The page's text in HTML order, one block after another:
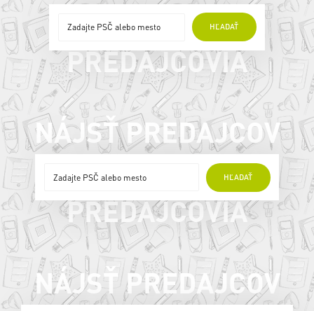
HĽADAŤ
ONLINE
PREDAJCOVIA
NÁJSŤ PREDAJCOV
HĽADAŤ
ONLINE
PREDAJCOVIA
NÁJSŤ PREDAJCOV